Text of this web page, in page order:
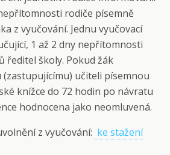
rodiče písemně
z vyučování. Jednu vyučovací
1 až 2 dny nepřítomnosti
ředitel školy. Pokud žák
učiteli písemnou
knížce do 72 hodin po návratu
hodnocena jako neomluvená.
z vyučování: ke stažení